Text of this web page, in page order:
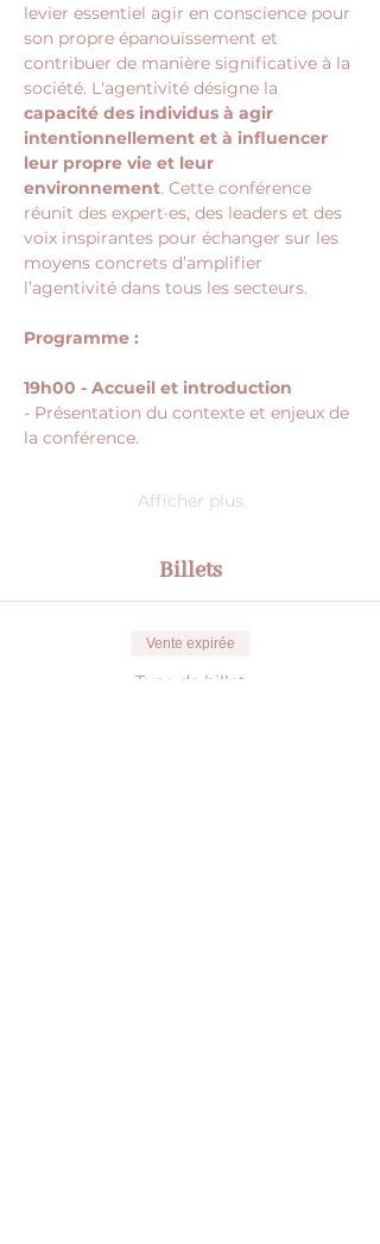
levier essentiel agir en conscience pour
son propre épanouissement et
contribuer de manière significative à la
société. L'agentivité désigne la
capacité des individus à agir
intentionnellement et à influencer
leur propre vie et leur
environnement. Cette conférence
réunit des expert·es, des leaders et des
voix inspirantes pour échanger sur les
moyens concrets d’amplifier
l’agentivité dans tous les secteurs.
Programme :
19h00 - Accueil et introduction
- Présentation du contexte et enjeux de
la conférence.
Afficher plus
Billets
Vente expirée
Type de billet